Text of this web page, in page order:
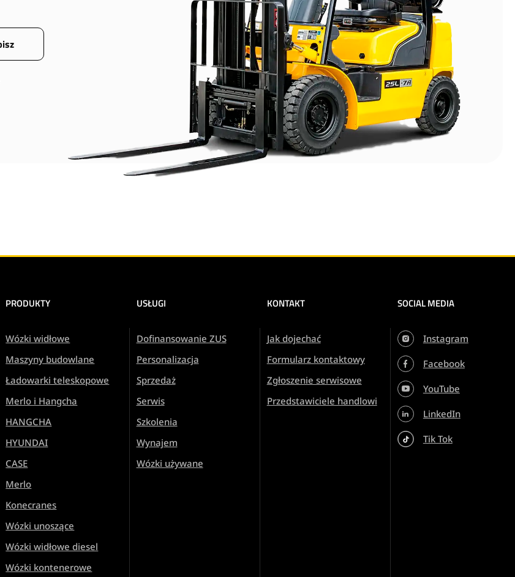
PRODUKTY
Wózki widłowe
Maszyny budowlane
Ładowarki teleskopowe
Merlo i Hangcha
HANGCHA
HYUNDAI
CASE
Merlo
Konecranes
Wózki unoszące
Wózki widłowe diesel
Wózki kontenerowe
USŁUGI
Dofinansowanie ZUS
Personalizacja
Sprzedaż
Serwis
Szkolenia
Wynajem
Wózki używane
KONTAKT
Jak dojechać
Formularz kontaktowy
Zgłoszenie serwisowe
Przedstawiciele handlowi
SOCIAL MEDIA
Instagram
Facebook
YouTube
LinkedIn
Tik Tok